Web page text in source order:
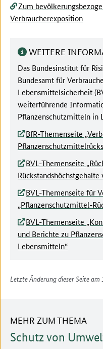
Zum
Verbraucherexposition
WEITERE
Das Bundesinstitut für
Bundesamt für
Lebensmittelsicherheit
weiterführende
Pflanzenschutzmitteln in
BfR-Themenseite
BVL-Themenseite
BVL-Themenseite für
„Pflanzenschutzmittel-
BVL-Themenseite
und Berichte zu
Lebensmitteln“
Letzte Änderung dieser Seite am
MEHR ZUM THEMA
Schutz von